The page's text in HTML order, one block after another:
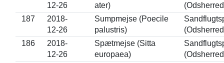
12-26
ater)
187
2018-
12-26
Sumpmejse (Poecile
palustris)
186
2018-
12-26
Spætmejse (Sitta
europaea)